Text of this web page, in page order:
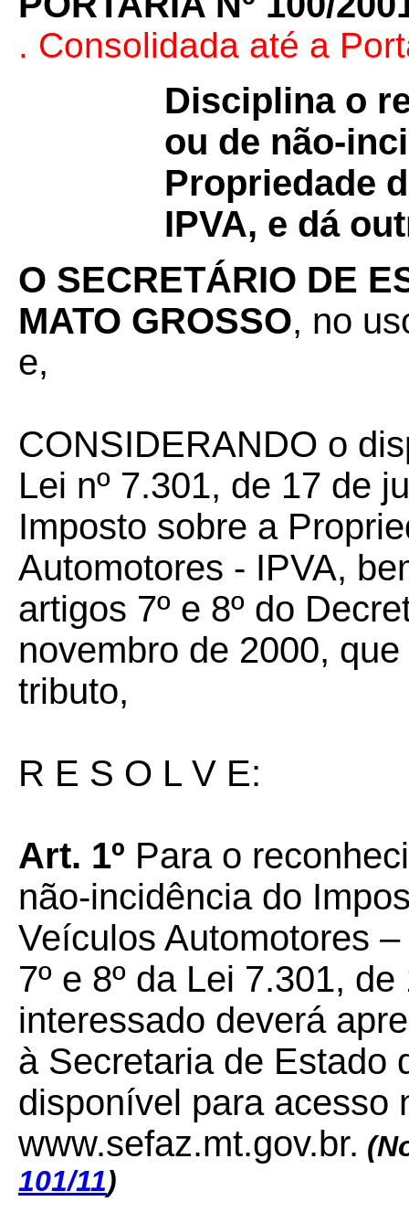
. Consolidada até a
Disciplina o
ou de não-
Propriedade
IPVA, e dá
O SECRETÁRIO DE
MATO GROSSO, no
e,
CONSIDERANDO o
Lei nº 7.301, de 17 de
Imposto sobre a
Automotores - IPVA,
artigos 7º e 8º do
novembro de 2000,
tributo,
R E S O L V E:
Art. 1º Para o
não-incidência do
Veículos Automotores
7º e 8º da Lei 7.301,
interessado deverá
à Secretaria de Estado
disponível para acesso
www.sefaz.mt.gov.br.
101/11)